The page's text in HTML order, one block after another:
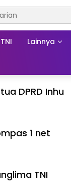
TNI Lainnya
DPRD Inhu
1 net
TNI